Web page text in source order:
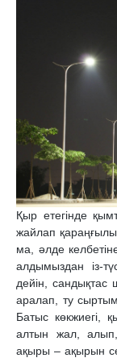
Қыр етегінде
жайлап
ма, әлде
алдымыздан із-
дейін, сандықтас
аралап, ту
Батыс көкжиегі,
алтын жал,
ақыры – ақырын